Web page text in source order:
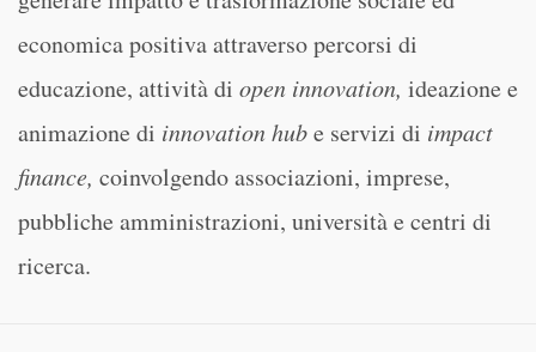
economica positiva attraverso percorsi di
educazione, attività di open innovation, ideazione e
animazione di innovation hube servizi di impact
finance, coinvolgendo associazioni, imprese,
pubbliche amministrazioni, università e centri di
ricerca.